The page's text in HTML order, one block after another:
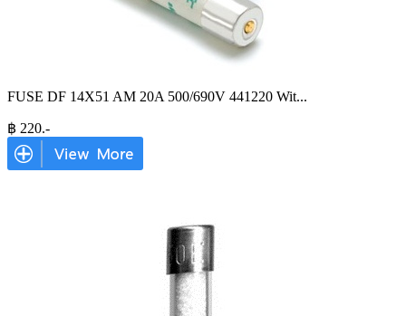
FUSE DF 14X51 AM 20A 500/690V 441220 Wit...
฿ 220.-